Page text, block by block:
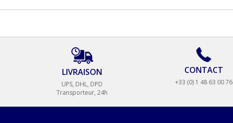
LIVRAISON
UPS, DHL, DPD
Transporteur, 24h
CONTACT
+33 (0) 1 48 63 00 76